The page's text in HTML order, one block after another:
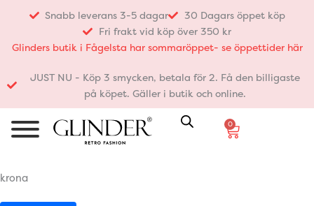
innehåll
Snabb leverans 3-5 dagar
30 Dagars öppet köp
Fri frakt vid köp över 350 kr
Glinders butik i Fågelsta har sommaröppet- se öppettider här
JUST NU - Köp 3 smycken, betala för 2. Få den billigaste
på köpet. Gäller i butik och online.
0
Varukorg
krona